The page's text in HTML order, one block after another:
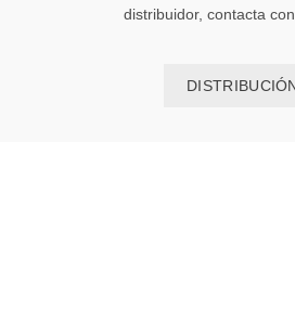
distribuidor, contacta